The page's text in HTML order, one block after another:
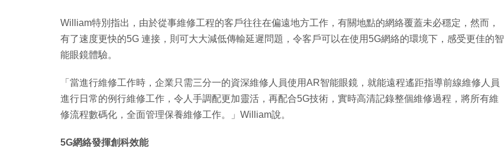
William特別指出，由於從事維修工程的客戶往往在偏遠地方工作，有關地點的網絡覆蓋未必穩定，然而，
有了速度更快的5G 連接，則可大大減低傳輸延遲問題，令客戶可以在使用5G網絡的環境下，感受更佳的智
能眼鏡體驗。
「當進行維修工作時，企業只需三分一的資深維修人員使用AR智能眼鏡，就能遠程遙距指導前線維修人員
進行日常的例行維修工作，令人手調配更加靈活，再配合5G技術，實時高清記錄整個維修過程，將所有維
修流程數碼化，全面管理保養維修工作。」William說。
5G網絡發揮創科效能